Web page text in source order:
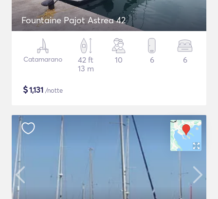
Fountaine Pajot Astrea 42
Catamarano
42 ft
13 m
10 6 6
$1,131 /notte